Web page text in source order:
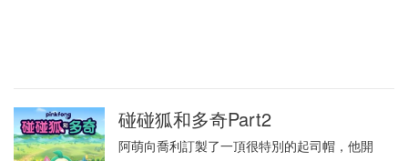
碰碰狐和多奇Part2
阿萌向喬利訂製了一頂很特別的起司帽，他開